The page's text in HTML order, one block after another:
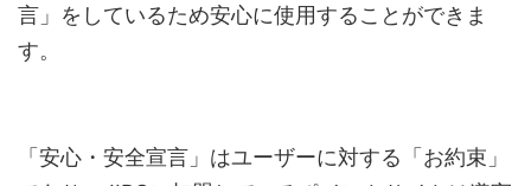
言」をしているため安心に使用することができま
す。
「安心・安全宣言」はユーザーに対する「お約束」